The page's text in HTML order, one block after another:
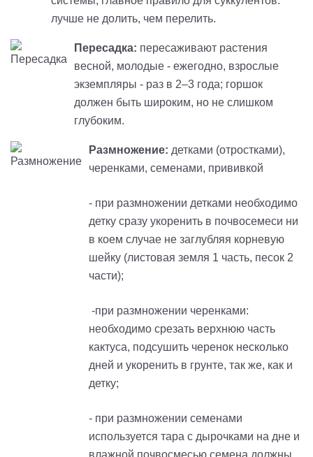
лучше не долить, чем перелить.
Пересадка: пересаживают растения
весной, молодые - ежегодно, взрослые
экземпляры - раз в 2–3 года; горшок
должен быть широким, но не слишком
глубоким.
Размножение: детками (отростками),
черенками, семенами, прививкой
- при размножении детками необходимо
детку сразу укоренить в почвосемеси ни
в коем случае не заглубляя корневую
шейку (листовая земля 1 часть, песок 2
части);
-при размножении черенками:
необходимо срезать верхнюю часть
кактуса, подсушить черенок несколько
дней и укоренить в грунте, так же, как и
детку;
- при размножении семенами
используется тара с дырочками на дне и
влажной почвосмесью, семена должны